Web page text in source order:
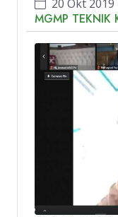
20 Okt 2019
MGMP TEKNIK